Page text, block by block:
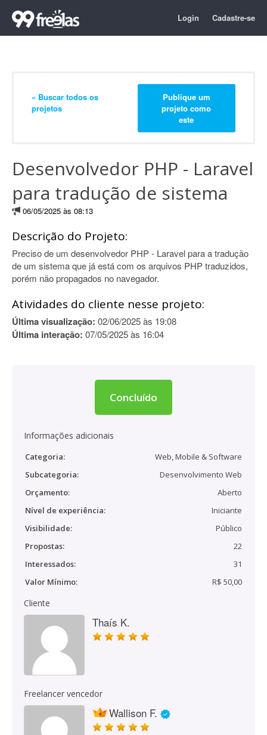
Login Cadastre-se
« Buscar todos os
projetos
Publique um
projeto como
este
Desenvolvedor PHP - Laravel
para tradução de sistema
06/05/2025 às 08:13
Descrição do Projeto:
Preciso de um desenvolvedor PHP - Laravel para a tradução
de um sistema que já está com os arquivos PHP traduzidos,
porém não propagados no navegador.
Atividades do cliente nesse projeto:
Última visualização: 02/06/2025 às 19:08
Última interação: 07/05/2025 às 16:04
Concluído
Informações adicionais
Categoria:
Web, Mobile & Software
Subcategoria:
Desenvolvimento Web
Orçamento:
Aberto
Nível de experiência:
Iniciante
Visibilidade:
Público
Propostas:
22
Interessados:
31
Valor Mínimo:
R$ 50,00
Cliente
Thaís K.
Freelancer vencedor
Wallison F.